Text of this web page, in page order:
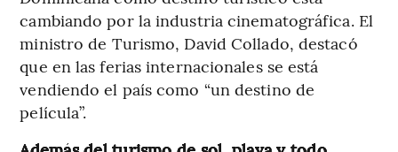
cambiando por la industria cinematográfica. El
ministro de Turismo, David Collado, destacó
que en las ferias internacionales se está
vendiendo el país como “un destino de
película”.